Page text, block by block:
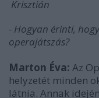
Krisztián
- Hogyan érinti,
operajátszás?
Marton Éva: Az
helyzetét minden
látnia. Annak